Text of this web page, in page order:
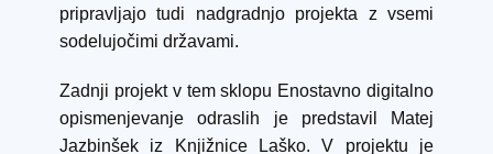
pripravljajo tudi nadgradnjo projekta z vsemi
sodelujočimi državami.
Zadnji projekt v tem sklopu Enostavno digitalno
opismenjevanje odraslih je predstavil Matej
Jazbinšek iz Knjižnice Laško. V projektu je